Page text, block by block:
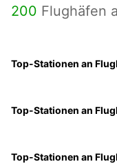
200 Flughäfen
Top-Stationen an
Top-Stationen an
Top-Stationen an